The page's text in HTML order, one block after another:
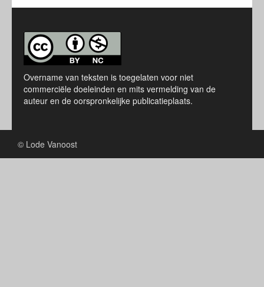
Overname van teksten is toegelaten voor niet
commerciële doeleinden en mits vermelding van de
auteur en de oorspronkelijke publicatieplaats.
© Lode Vanoost